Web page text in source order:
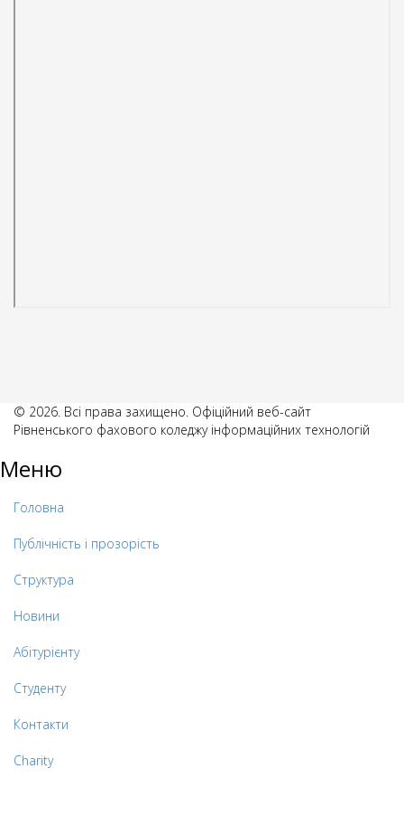
© 2026. Всі права захищено. Офіційний веб-сайт
Рівненського фахового коледжу інформаційних технологій
Меню
Головна
Публічність і прозорість
Структура
Новини
Абітурієнту
Студенту
Контакти
Charity